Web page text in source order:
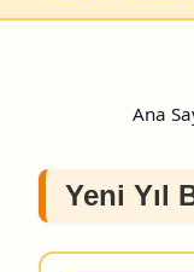
Ana
Yeni Yıl